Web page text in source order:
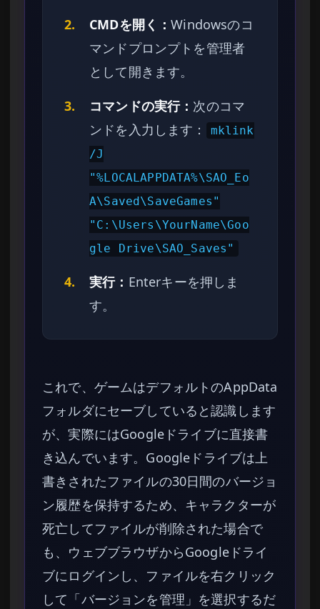
2.
CMDを開く：Windowsのコ
マンドプロンプトを管理者
として開きます。
3.
コマンドの実行： 次のコマ
ンドを入力します：
mklink
/J
"%LOCALAPPDATA%\SAO_Eo
A\Saved\SaveGames"
"C:\Users\YourName\Goo
gle Drive\SAO_Saves"
4. 実行： Enterキーを押しま
す。
これで、ゲームはデフォルトのAppData
フォルダにセーブしていると認識します
が、実際にはGoogleドライブに直接書
き込んでいます。Googleドライブは上
書きされたファイルの30日間のバージョ
ン履歴を保持するため、キャラクターが
死亡してファイルが削除された場合で
も、ウェブブラウザからGoogleドライ
ブにログインし、ファイルを右クリック
して「バージョンを管理」を選択するだ